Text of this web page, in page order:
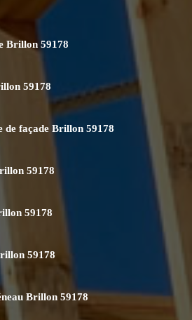
Brillon 59178
59178
de façade Brillon 59178
59178
59178
59178
Brillon 59178